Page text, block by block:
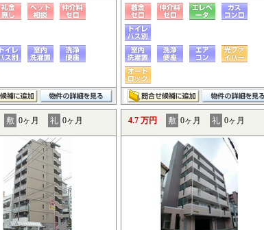
敷 0ヶ月 礼 0ヶ月 4.7 万円 敷 0ヶ月 礼 0ヶ月